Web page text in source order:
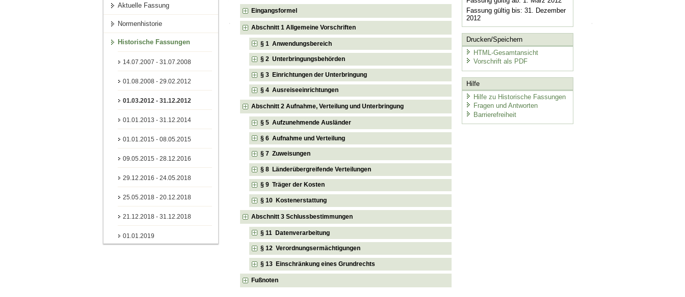
Aktuelle Fassung
Normenhistorie
Historische Fassungen
14.07.2007 - 31.07.2008
01.08.2008 - 29.02.2012
01.03.2012 - 31.12.2012
01.01.2013 - 31.12.2014
01.01.2015 - 08.05.2015
09.05.2015 - 28.12.2016
29.12.2016 - 24.05.2018
25.05.2018 - 20.12.2018
21.12.2018 - 31.12.2018
01.01.2019
Eingangsformel
Abschnitt 1 Allgemeine Vorschriften
§ 1 Anwendungsbereich
§ 2 Unterbringungsbehörden
§ 3 Einrichtungen der Unterbringung
§ 4 Ausreiseeinrichtungen
Abschnitt 2 Aufnahme, Verteilung und Unterbringung
§ 5 Aufzunehmende Ausländer
§ 6 Aufnahme und Verteilung
§ 7 Zuweisungen
§ 8 Länderübergreifende Verteilungen
§ 9 Träger der Kosten
§ 10 Kostenerstattung
Abschnitt 3 Schlussbestimmungen
§ 11 Datenverarbeitung
§ 12 Verordnungsermächtigungen
§ 13 Einschränkung eines Grundrechts
Fußnoten
Fassung gültig bis: 31. Dezember
2012
Drucken/Speichern
HTML-Gesamtansicht
Vorschrift als PDF
Hilfe
Hilfe zu Historische Fassungen
Fragen und Antworten
Barrierefreiheit